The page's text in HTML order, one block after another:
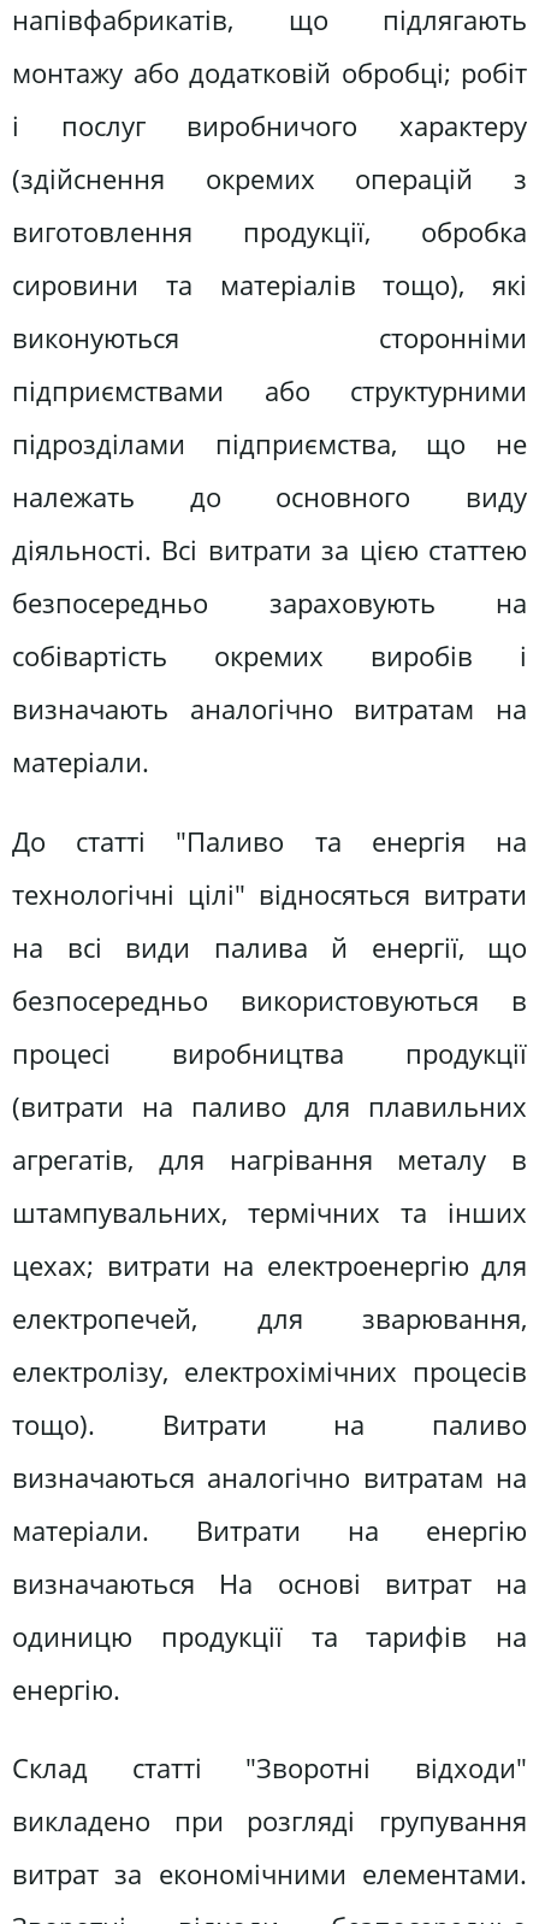
напівфабрикатів, що підлягають
монтажу або додатковій обробці; робіт
і послуг виробничого характеру
(здійснення окремих операцій з
виготовлення продукції, обробка
сировини та матеріалів тощо), які
виконуються сторонніми
підприємствами або структурними
підрозділами підприємства, що не
належать до основного виду
діяльності. Всі витрати за цією статтею
безпосередньо зараховують на
собівартість окремих виробів і
визначають аналогічно витратам на
матеріали.
До статті "Паливо та енергія на
технологічні цілі" відносяться витрати
на всі види палива й енергії, що
безпосередньо використовуються в
процесі виробництва продукції
(витрати на паливо для плавильних
агрегатів, для нагрівання металу в
штампувальних, термічних та інших
цехах; витрати на електроенергію для
електропечей, для зварювання,
електролізу, електрохімічних процесів
тощо). Витрати на паливо
визначаються аналогічно витратам на
матеріали. Витрати на енергію
визначаються На основі витрат на
одиницю продукції та тарифів на
енергію.
Склад статті "Зворотні відходи"
викладено при розгляді групування
витрат за економічними елементами.